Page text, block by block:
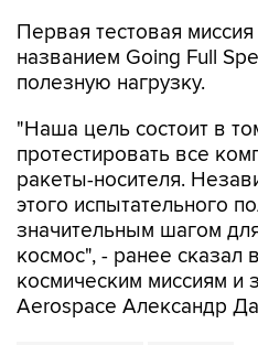
Первая тестовая
названием Going Full
полезную нагрузку.
"Наша цель состоит в
протестировать все
ракеты-носителя.
этого испытательного
значительным шагом
космос", - ранее сказал
космическим миссиям и
Aerospace Александр